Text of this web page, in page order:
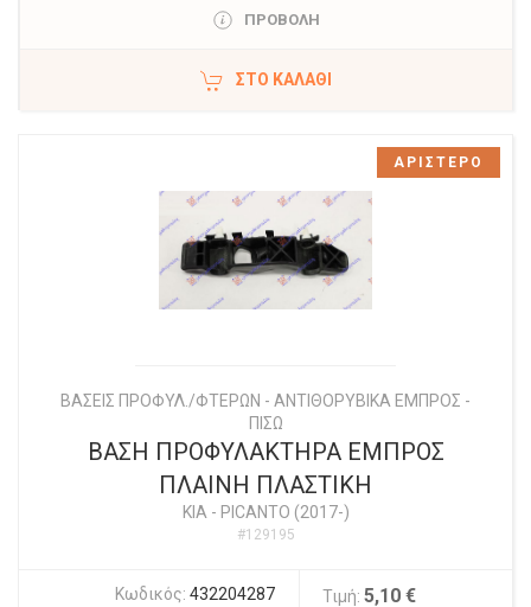
ΠΡΟΒΟΛΗ
ΣΤΟ ΚΑΛΆΘΙ
ΒΑΣΕΙΣ ΠΡΟΦΥΛ./ΦΤΕΡΩΝ - ΑΝΤΙΘΟΡΥΒΙΚΑ ΕΜΠΡΟΣ -
ΠΙΣΩ
ΒΑΣΗ ΠΡΟΦΥΛΑΚΤΗΡΑ ΕΜΠΡΟΣ
ΠΛΑΙΝΗ ΠΛΑΣΤΙΚΗ
KIA - PICANTO (2017-)
#129195
Κωδικός: 432204287 Τιμή: 5,10 €
ΑΡΙΣΤΕΡΟ